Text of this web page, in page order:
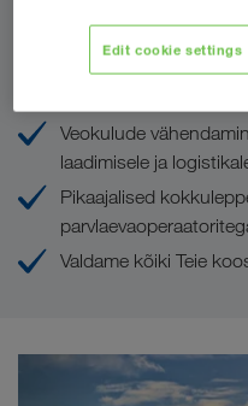
Teie eelised
Veokulude
laadimisele ja
Pikaajalised
Valdame kõiki Teie
Edit cookie settings